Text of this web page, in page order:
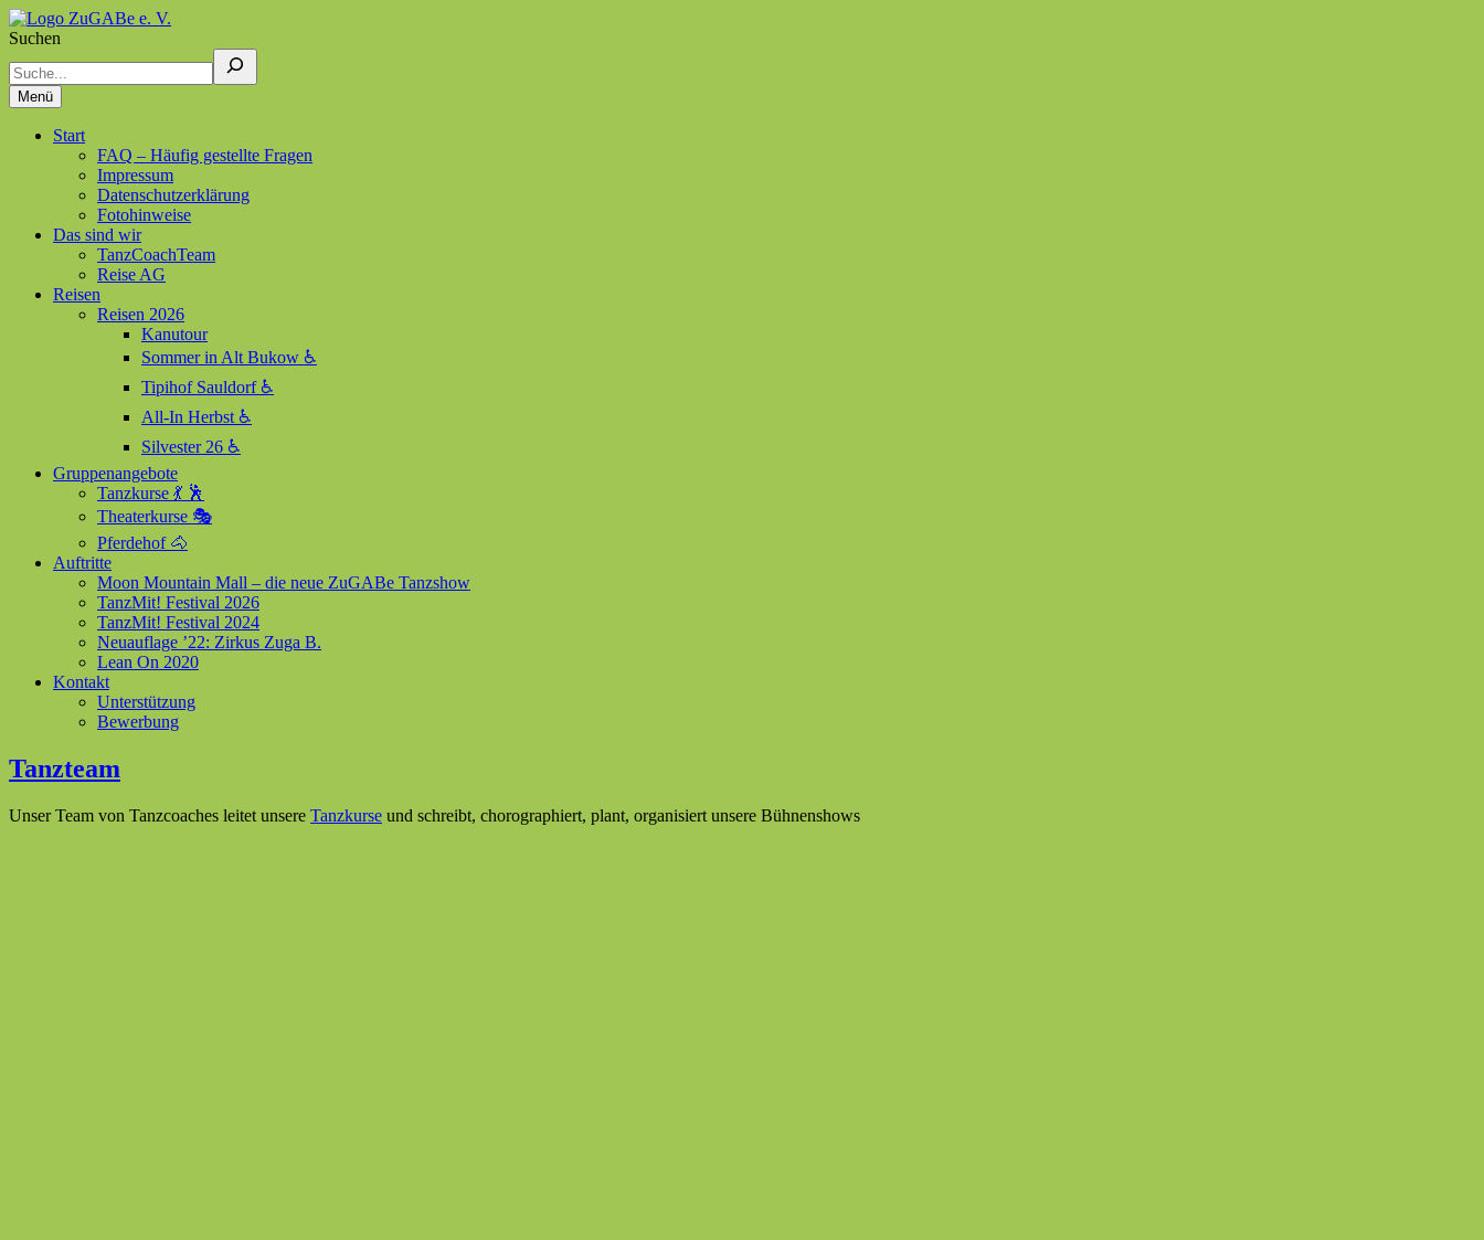
Suchen
Menü
Start
FAQ – Häufig gestellte Fragen
Impressum
Datenschutzerklärung
Fotohinweise
Das sind wir
TanzCoachTeam
Reise AG
Reisen
Reisen 2026
Kanutour
Sommer in Alt Bukow ♿
Tipihof Sauldorf ♿
All-In Herbst ♿
Silvester 26 ♿
Gruppenangebote
Tanzkurse 💃 🕺
Theaterkurse 🎭
Pferdehof 🐴
Auftritte
Moon Mountain Mall – die neue ZuGABe Tanzshow
TanzMit! Festival 2026
TanzMit! Festival 2024
Neuauflage ’22: Zirkus Zuga B.
Lean On 2020
Kontakt
Unterstützung
Bewerbung
Tanzteam
Unser Team von Tanzcoaches leitet unsere Tanzkurse und schreibt, chorographiert, plant, organisiert unsere Bühnenshows